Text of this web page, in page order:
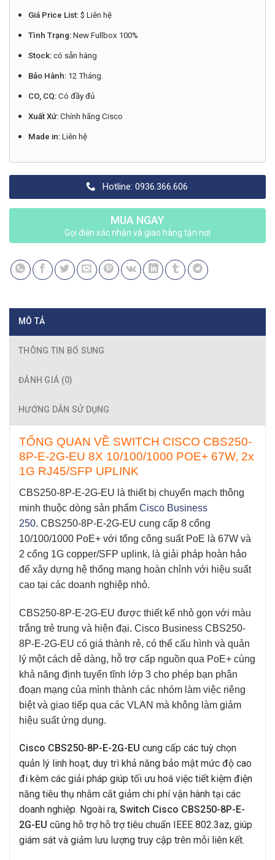
Giá Price List:$ Liên hệ
Tình Trạng:New Fullbox 100%
Stock:có sẵn hàng
Bảo Hành: 12 Tháng.
CO, CQ: Có đầy đủ
Xuất Xứ:Chính hãng Cisco
Made in:Liên hệ
Hotline: 0936.366.606
MUA NGAY
Gọi điện xác nhận và giao hàng tận nơi
MÔ TẢ
THÔNG TIN BỔ SUNG
ĐÁNH GIÁ (0)
HƯỚNG DẪN SỬ DỤNG
TỔNG QUAN VỀ SWITCH CISCO CBS250-
8P-E-2G-EU 8X 10/100/1000 POE+ 67W, 2x
1G RJ45/SFP UPLINK
CBS250-8P-E-2G-EU là thiết bị chuyển mạch thông
minh thuộc dòng sản phẩm Cisco Business
250. CBS250-8P-E-2G-EU cung cấp 8 cổng
10/100/1000 PoE+ với tổng công suất PoE là 67W và
2 cổng 1G copper/SFP uplink, là giải pháp hoàn hảo
để xây dựng hệ thống mạng hoàn chỉnh với hiệu suất
cao tại các doanh nghiệp nhỏ.
CBS250-8P-E-2G-EU được thiết kế nhỏ gọn với màu
trắng trẻ trung và hiện đại. Cisco Business CBS250-
8P-E-2G-EU có giá thành rẻ, có thể cấu hình và quản
lý một cách dễ dàng, hỗ trợ cấp nguồn qua PoE+ cùng
khả năng định tuyến tĩnh lớp 3 cho phép bạn phân
đoạn mạng của mình thành các nhóm làm việc riêng
biệt và giao tiếp qua các VLAN mà không làm giảm
hiệu suất ứng dụng.
Cisco CBS250-8P-E-2G-EU cung cấp các tuỳ chọn
quản lý linh hoạt, duy trì khả năng bảo mật mức độ cao
đi kèm các giải pháp giúp tối ưu hoá việc tiết kiệm điện
năng tiêu thụ nhằm cắt giảm chi phí vận hành tại các
doanh nghiệp. Ngoài ra, Switch Cisco CBS250-8P-E-
2G-EU cũng hỗ trợ hỗ trợ tiêu chuẩn IEEE 802.3az, giúp
giám sát và giảm lưu lượng truy cập trên mỗi liên kết.